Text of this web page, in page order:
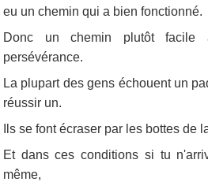
eu un chemin qui a bien fonctionné.
Donc un chemin plutôt
persévérance.
La plupart des gens échouent un
réussir un.
Ils se font écraser par les bottes de
Et dans ces conditions si tu
même,